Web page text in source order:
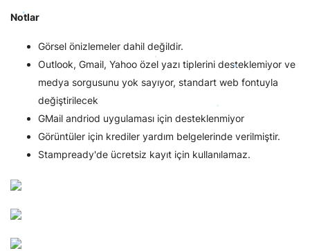
Notlar
Görsel önizlemeler dahil değildir.
Outlook, Gmail, Yahoo özel yazı tiplerini desteklemiyor ve
medya sorgusunu yok sayıyor, standart web fontuyla
değiştirilecek
GMail andriod uygulaması için desteklenmiyor
Görüntüler için krediler yardım belgelerinde verilmiştir.
Stampready'de ücretsiz kayıt için kullanılamaz.